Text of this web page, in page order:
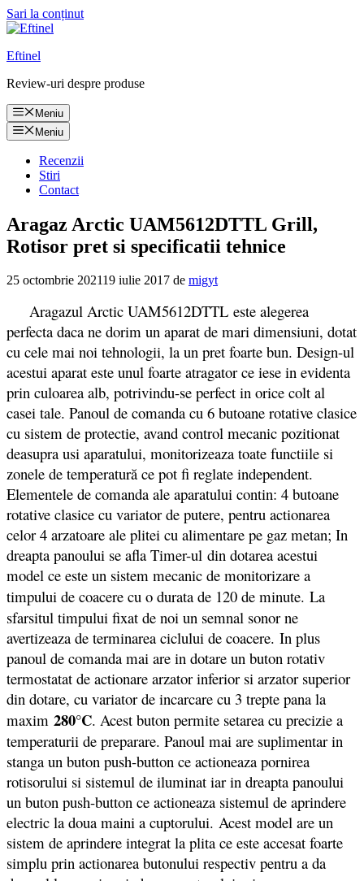
Sari la conținut
Eftinel
Review-uri despre produse
Meniu
Meniu
Recenzii
Stiri
Contact
Aragaz Arctic UAM5612DTTL Grill,
Rotisor pret si specificatii tehnice
25 octombrie 202119 iulie 2017 de migyt
Aragazul Arctic UAM5612DTTL este alegerea
perfecta daca ne dorim un aparat de mari dimensiuni, dotat
cu cele mai noi tehnologii, la un pret foarte bun. Design-ul
acestui aparat este unul foarte atragator ce iese in evidenta
prin culoarea alb, potrivindu-se perfect in orice colt al
casei tale. Panoul de comanda cu 6 butoane rotative clasice
cu sistem de protectie, avand control mecanic pozitionat
deasupra usi aparatului, monitorizeaza toate functiile si
zonele de temperatură ce pot fi reglate independent.
Elementele de comanda ale aparatului contin: 4 butoane
rotative clasice cu variator de putere, pentru actionarea
celor 4 arzatoare ale plitei cu alimentare pe gaz metan; In
dreapta panoului se afla Timer-ul din dotarea acestui
model ce este un sistem mecanic de monitorizare a
timpului de coacere cu o durata de 120 de minute. La
sfarsitul timpului fixat de noi un semnal sonor ne
avertizeaza de terminarea ciclului de coacere. In plus
panoul de comanda mai are in dotare un buton rotativ
termostatat de actionare arzator inferior si arzator superior
din dotare, cu variator de incarcare cu 3 trepte pana la
maxim 280°C. Acest buton permite setarea cu precizie a
temperaturii de preparare. Panoul mai are suplimentar in
stanga un buton push-button ce actioneaza pornirea
rotisorului si sistemul de iluminat iar in dreapta panoului
un buton push-button ce actioneaza sistemul de aprindere
electric la doua maini a cuptorului. Acest model are un
sistem de aprindere integrat la plita ce este accesat foarte
simplu prin actionarea butonului respectiv pentru a da